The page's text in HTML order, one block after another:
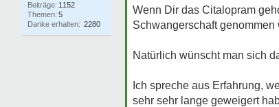
Beiträge: 1152
Themen: 5
Danke erhalten: 2280
Wenn Dir das Citalopram
Schwangerschaft genommen
Natürlich wünscht man sich
Ich spreche aus Erfahrung,
sehr sehr lange geweigert